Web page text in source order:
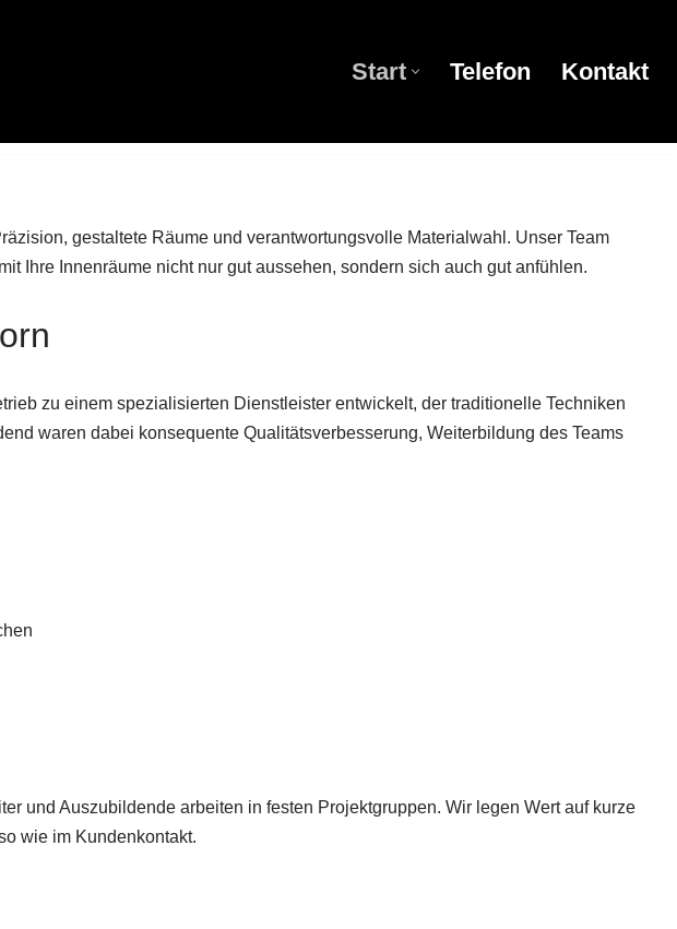
Start Telefon Kontakt
gestaltete Räume und verantwortungsvolle Materialwahl. Unser Team
Ihre Innenräume nicht nur gut aussehen, sondern sich auch gut anfühlen.
zu einem spezialisierten Dienstleister entwickelt, der traditionelle Techniken
waren dabei konsequente Qualitätsverbesserung, Weiterbildung des Teams
und Auszubildende arbeiten in festen Projektgruppen. Wir legen Wert auf kurze
wie im Kundenkontakt.